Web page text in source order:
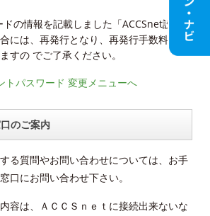
の情報を記載しました「ACCSnet設定情
には、再発行となり、再発行手数料220
すの でご了承ください。
トパスワード 変更メニューへ
のご案内
る質問やお問い合わせについては、お手
口にお問い合わせ下さい。
容は、ＡＣＣＳｎｅｔに接続出来ないな